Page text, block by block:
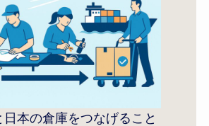
本の倉庫をつなげること